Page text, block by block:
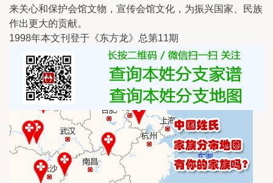
来关心和保护会馆文物，宣传会馆文化，为振兴国家、民族
作出更大的贡献。
1998年本文刊登于《东方龙》总第11期